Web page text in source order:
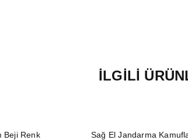
İLGILI
Beji Renk
Sağ El Jandarma